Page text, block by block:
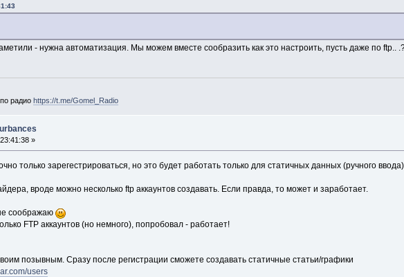
- нужна автоматизация. Мы можем вместе сообразить как это настроить, пусть даже по ftp..
радио https://t.me/Gomel_Radio
»
только зарегестрироваться, но это будет работать только для статичных данных (ручного
вроде можно несколько ftp аккаунтов создавать. Если правда, то может и заработает.
соображаю
FTP аккаунтов (но немного), попробовал - работает!
позывным. Сразу после регистрации сможете создавать статичные статьи/графики
users